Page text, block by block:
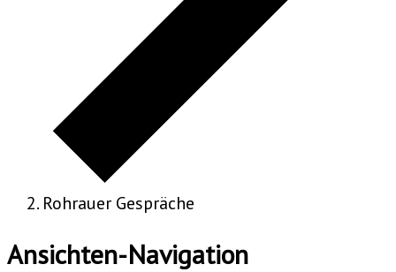
Rohrauer Gespräche
Veranstaltungen
Ansichten-Navigation